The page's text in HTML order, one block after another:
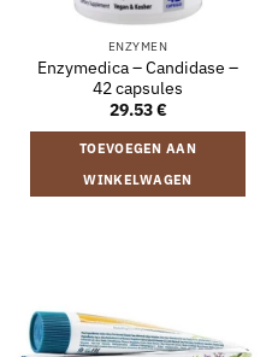
ENZYMEN
Enzymedica – Candidase –
42 capsules
29.53€
TOEVOEGEN AAN
WINKELWAGEN